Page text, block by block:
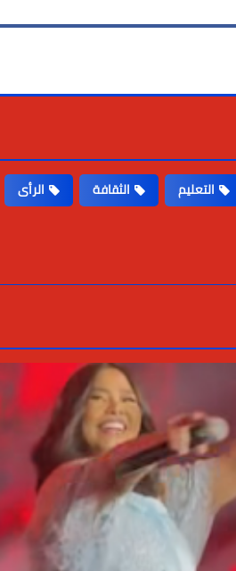
التعليم الثقافة الرأى